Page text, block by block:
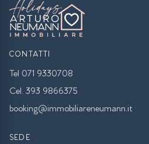
CONTATTI
Tel 071 9330708
Cel. 393 9866375
booking@immobiliareneumann.it
SEDE